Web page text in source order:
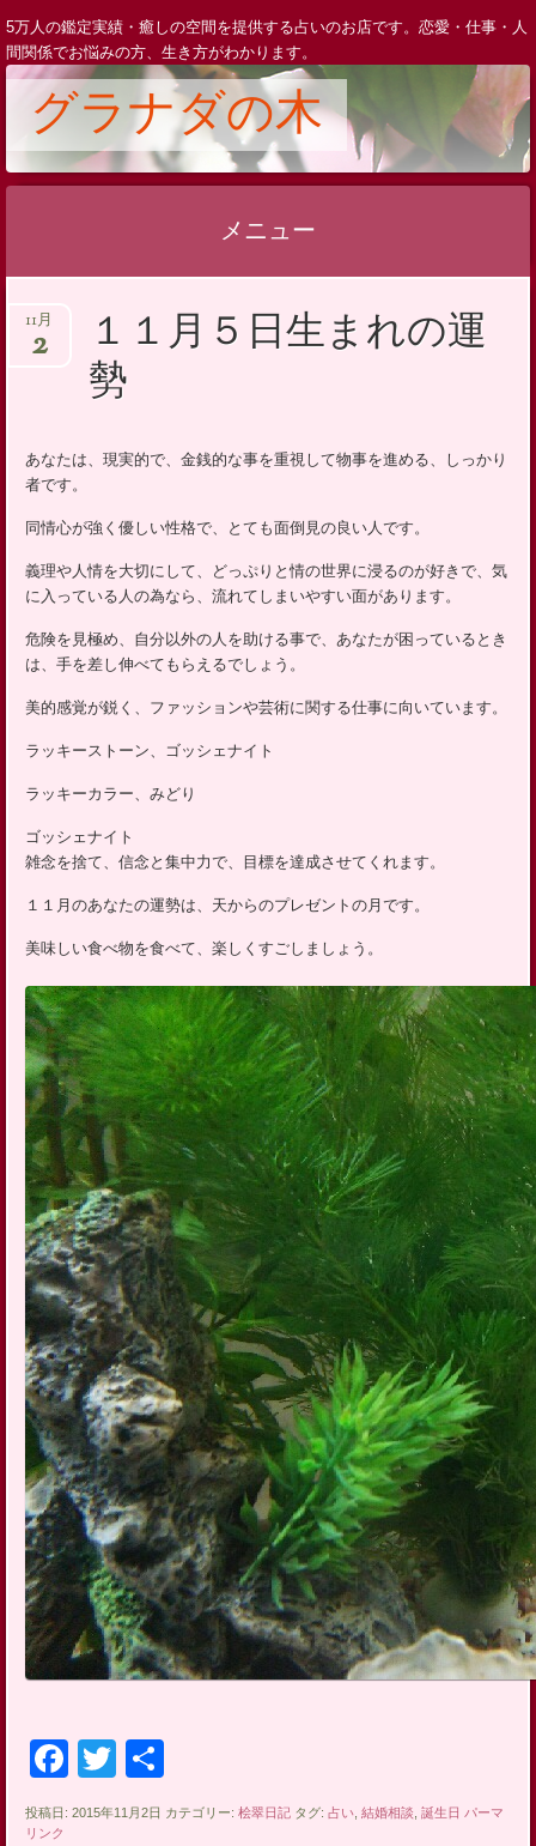
5万人の鑑定実績・癒しの空間を提供する占いのお店です。恋愛・仕事・人
間関係でお悩みの方、生き方がわかります。
グラナダの木
メニュー
ン
へ
ス
プ
１１月５日生まれの運
勢
11月
2
あなたは、現実的で、金銭的な事を重視して物事を進める、しっかり
者です。
同情心が強く優しい性格で、とても面倒見の良い人です。
義理や人情を大切にして、どっぷりと情の世界に浸るのが好きで、気
に入っている人の為なら、流れてしまいやすい面があります。
危険を見極め、自分以外の人を助ける事で、あなたが困っているとき
は、手を差し伸べてもらえるでしょう。
美的感覚が鋭く、ファッションや芸術に関する仕事に向いています。
ラッキーストーン、ゴッシェナイト
ラッキーカラー、みどり
ゴッシェナイト
雑念を捨て、信念と集中力で、目標を達成させてくれます。
１１月のあなたの運勢は、天からのプレゼントの月です。
美味しい食べ物を食べて、楽しくすごしましょう。
Facebook
Twitter
有
投稿日: 2015年11月2日 カテゴリー:桧翠日記 タグ:占い ,結婚相談 ,誕生日 パーマ
リンク